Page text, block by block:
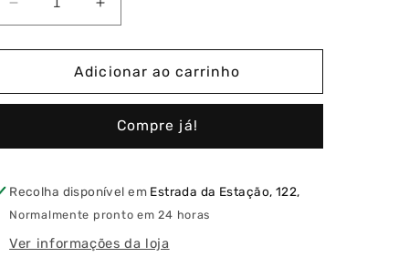
Diminuir
a
quantidade
G13
Eco
Standard
56235
24W
Aumentar
a
quantidade
de
G13
T8
Eco
Standard
56235
24W
Adicionar ao carrinho
Compre já!
Recolha disponível em Estrada da Estação, 122,
Normalmente pronto em 24 horas
Ver informações da loja